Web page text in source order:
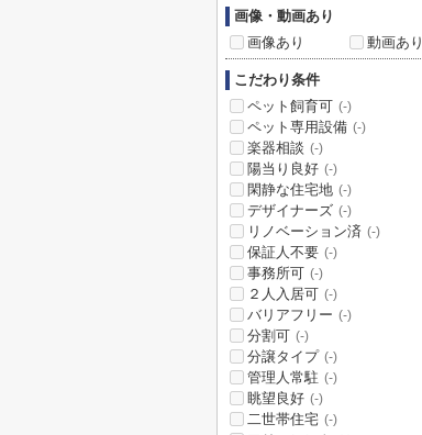
画像・動画あり
画像あり
動画あり
こだわり条件
ペット飼育可 (-)
ペット専用設備 (-)
楽器相談 (-)
陽当り良好 (-)
閑静な住宅地 (-)
デザイナーズ (-)
リノベーション済 (-)
保証人不要 (-)
事務所可 (-)
２人入居可 (-)
バリアフリー (-)
分割可 (-)
分譲タイプ (-)
管理人常駐 (-)
眺望良好 (-)
二世帯住宅 (-)